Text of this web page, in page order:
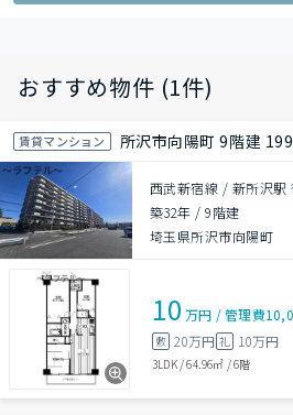
おすすめ物件 (1件)
賃貸マンション 所沢市向陽町 9階建
西武新宿線 / 新所沢駅
築32年 /9階建
埼玉県所沢市向陽町
10 万円 /管理費
敷 20万円 礼 10万円
3LDK/64.96㎡ /6階